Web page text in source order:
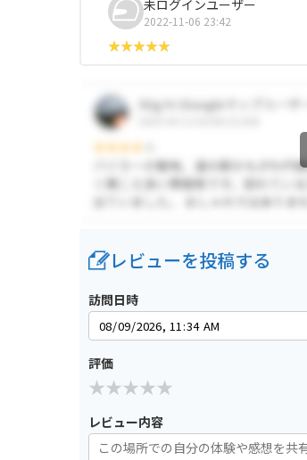
未ログインユーザー
2022-11-06 23:42
レビューを投稿する
訪問日時
評価
レビュー内容